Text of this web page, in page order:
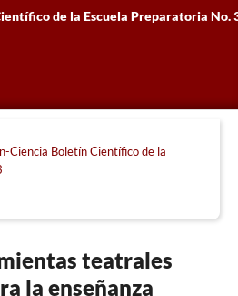
de la Escuela Preparatoria No.
Ciencia Boletín Científico de la
teatrales
la enseñanza